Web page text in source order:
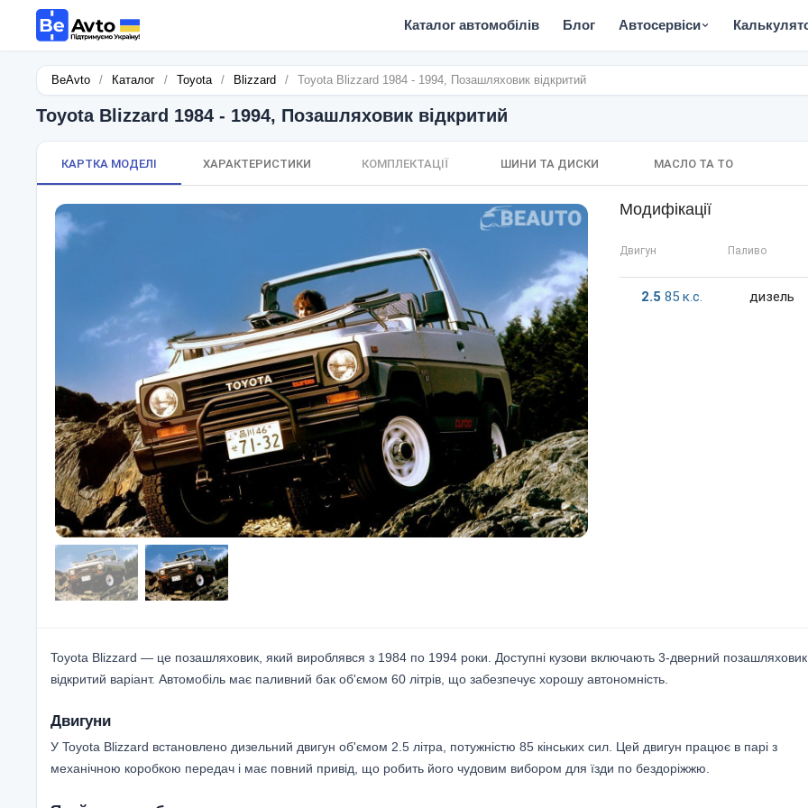
Каталог автомобілів Блог Автосервіси
BeAvto / Каталог / Toyota / Blizzard / Toyota Blizzard 1984 - 1994, Позашляховик відкритий
Toyota Blizzard 1984 - 1994, Позашляховик відкритий
КАРТКА МОДЕЛІ ХАРАКТЕРИСТИКИ КОМПЛЕКТАЦІЇ ШИНИ ТА ДИСКИ МАСЛО ТА ТО
Модифікації
Двигун Паливо
2.5 85 к.c. дизель
Toyota Blizzard — це позашляховик, який вироблявся з 1984 по 1994 роки. Доступні кузови включають 3-дверний
відкритий варіант. Автомобіль має паливний бак об'ємом 60 літрів, що забезпечує хорошу автономність.
Двигуни
У Toyota Blizzard встановлено дизельний двигун об'ємом 2.5 літра, потужністю 85 кінських сил. Цей двигун працює в парі з
механічною коробкою передач і має повний привід, що робить його чудовим вибором для їзди по бездоріжжю.